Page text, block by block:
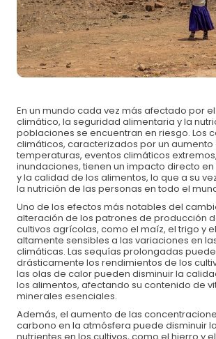
$600 MXN
nutritiva y educación
$7,200 MXN Para apadrinar porUN AÑO
salvarlos de la desnutrición.
niñas y niños de México.
Pago con tarjeta crédito/
En un mundo cada vez más afectado por
climático, la seguridad alimentaria y la
poblaciones se encuentran en riesgo. Los
climáticos, caracterizados por un aumento
temperaturas, eventos climáticos
inundaciones, tienen un impacto directo
y la calidad de los alimentos, lo que a su
la nutrición de las personas en todo el
Uno de los efectos más notables del
alteración de los patrones de producción
cultivos agrícolas, como el maíz, el trigo y
altamente sensibles a las variaciones en
climáticas. Las sequías prolongadas
drásticamente los rendimientos de los
las olas de calor pueden disminuir la
los alimentos, afectando su contenido de
minerales esenciales.
Además, el aumento de las
carbono en la atmósfera puede disminuir